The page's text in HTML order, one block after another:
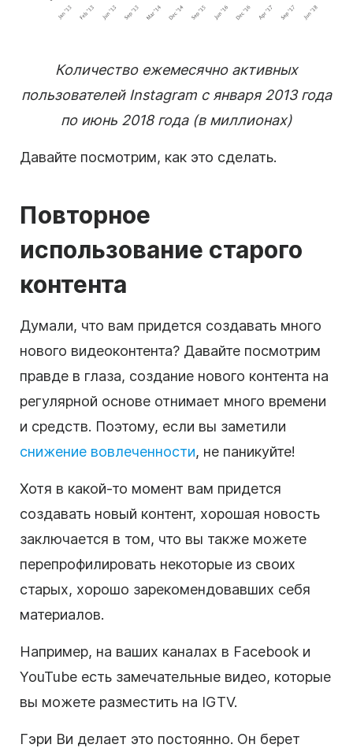
Количество ежемесячно активных
пользователей Instagram с января 2013 года
по июнь 2018 года (в миллионах)
Давайте посмотрим, как это сделать.
Повторное
использование старого
контента
Думали, что вам придется создавать много
нового видеоконтента? Давайте посмотрим
правде в глаза, создание нового контента на
регулярной основе отнимает много времени
и средств. Поэтому, если вы заметили
снижение вовлеченности, не паникуйте!
Хотя в какой-то момент вам придется
создавать новый контент, хорошая новость
заключается в том, что вы также можете
перепрофилировать некоторые из своих
старых, хорошо зарекомендовавших себя
материалов.
Например, на ваших каналах в Facebook и
YouTube есть замечательные видео, которые
вы можете разместить на IGTV.
Гэри Ви делает это постоянно. Он берет